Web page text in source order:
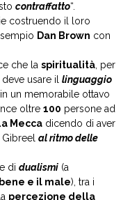
contraffatto“.
costruendo il loro
Dan Brown con
che la spiritualità , per
, deve usare il linguaggio
un memorabile ottavo
oltre 100 persone ad
Mecca dicendo di aver
al ritmo delle
di dualismi (a
e il male), tra i
percezione della